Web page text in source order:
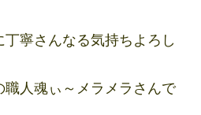
丁寧さんなる気持ちよろし
人魂ぃ～メラメラさんで